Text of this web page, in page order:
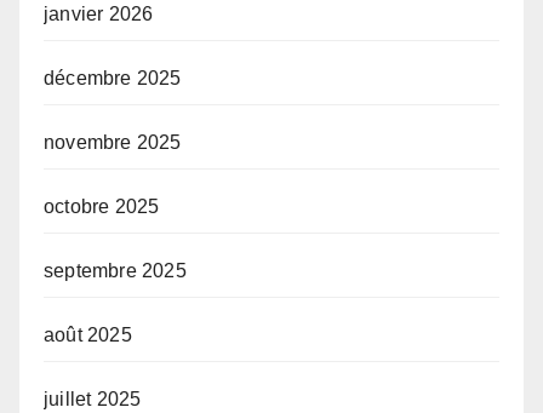
janvier 2026
décembre 2025
novembre 2025
octobre 2025
septembre 2025
août 2025
juillet 2025